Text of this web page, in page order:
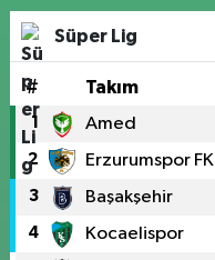
Süper Lig
# Takım
1 Amed
2 Erzurumspor FK
3 Başakşehir
4 Kocaelispor